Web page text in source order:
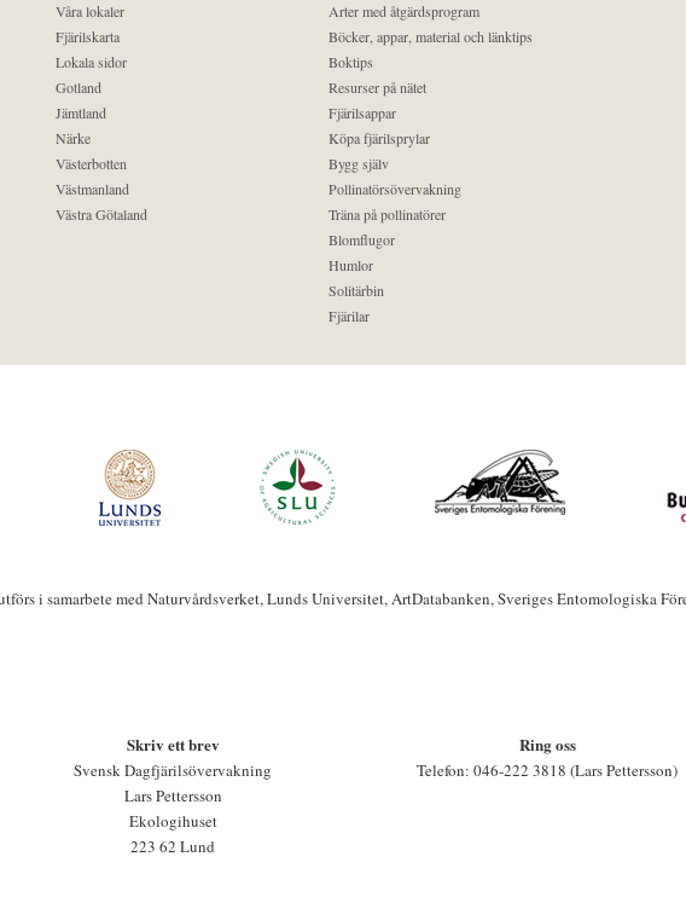
Våra lokaler
Fjärilskarta
Lokala sidor
Gotland
Jämtland
Närke
Västerbotten
Västmanland
Västra Götaland
Arter med åtgärdsprogram
Böcker, appar, material och länktips
Boktips
Resurser på nätet
Fjärilsappar
Köpa fjärilsprylar
Bygg själv
Pollinatörsövervakning
Träna på pollinatörer
Blomflugor
Humlor
Solitärbin
Fjärilar
i samarbete med Naturvårdsverket, Lunds Universitet, ArtDatabanken, Sveriges Entomologiska
Skriv ett brev
Svensk Dagfjärilsövervakning
Lars Pettersson
Ekologihuset
223 62 Lund
Ring oss
Telefon: 046-222 3818 (Lars Pettersson)